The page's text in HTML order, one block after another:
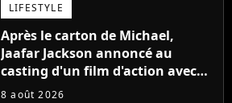
LIFESTYLE
Après le carton de Michael,
Jaafar Jackson annoncé au
casting d'un film d'action avec
Will Smith
8 août 2026